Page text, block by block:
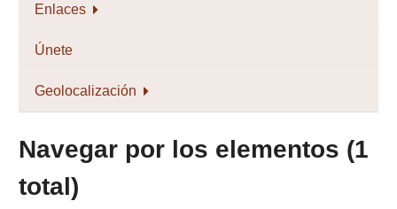
Enlaces
Únete
Geolocalización
Navegar por los elementos (1
total)